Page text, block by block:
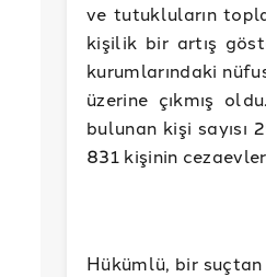
ve tutukluların
kişilik bir artış
kurumlarındaki
üzerine çıkmış
bulunan kişi
831 kişinin
Hükümlü, bir